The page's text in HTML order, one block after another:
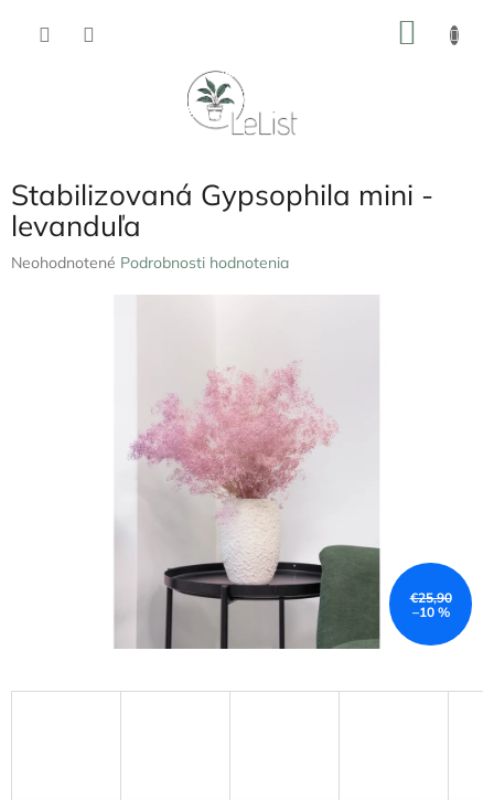
Stabilizovaná Gypsophila mini -
levanduľa
Priemerné
Neohodnotené Podrobnosti hodnotenia
€25,90
–10 %